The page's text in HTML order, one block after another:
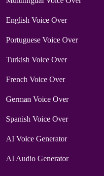
English Voice Over
Portuguese Voice Over
Turkish Voice Over
French Voice Over
German Voice Over
Spanish Voice Over
AI Voice Generator
AI Audio Generator